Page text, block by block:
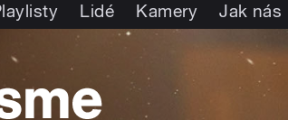
Lidé Kamery Jak nás